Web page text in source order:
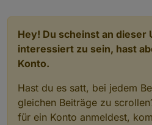
Hey! Du scheinst an dieser
interessiert zu sein, hast
Konto.
Hast du es satt, bei jedem
gleichen Beiträge zu
für ein Konto anmeldest,